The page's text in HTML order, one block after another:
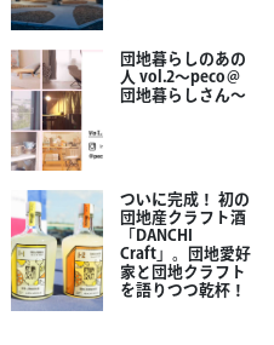
団地暮らしのあの
人 vol.2～peco＠
団地暮らしさん～
ついに完成！ 初の
団地産クラフト酒
「DANCHI
Craft」。団地愛好
家と団地クラフト
を語りつつ乾杯！